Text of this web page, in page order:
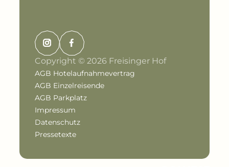
Copyright © 2026 Freisinger Hof
AGB Hotelaufnahmevertrag
AGB Einzelreisende
AGB Parkplatz
Impressum
Datenschutz
Pressetexte